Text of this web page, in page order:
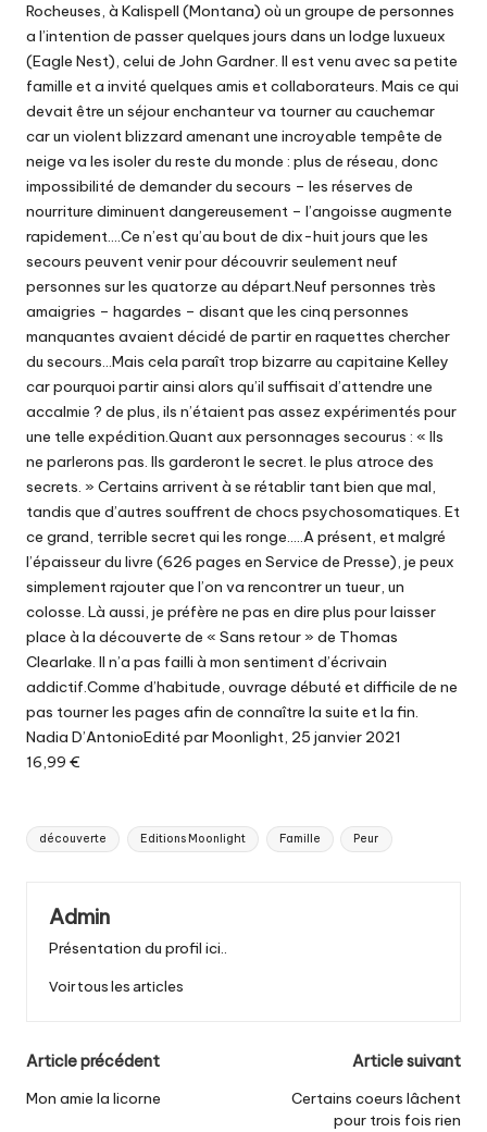
Rocheuses, à Kalispell (Montana) où un groupe de personnes
a l’intention de passer quelques jours dans un lodge luxueux
(Eagle Nest), celui de John Gardner. Il est venu avec sa petite
famille et a invité quelques amis et collaborateurs. Mais ce qui
devait être un séjour enchanteur va tourner au cauchemar
car un violent blizzard amenant une incroyable tempête de
neige va les isoler du reste du monde : plus de réseau, donc
impossibilité de demander du secours – les réserves de
nourriture diminuent dangereusement – l’angoisse augmente
rapidement….Ce n’est qu’au bout de dix-huit jours que les
secours peuvent venir pour découvrir seulement neuf
personnes sur les quatorze au départ.Neuf personnes très
amaigries – hagardes – disant que les cinq personnes
manquantes avaient décidé de partir en raquettes chercher
du secours…Mais cela paraît trop bizarre au capitaine Kelley
car pourquoi partir ainsi alors qu’il suffisait d’attendre une
accalmie ? de plus, ils n’étaient pas assez expérimentés pour
une telle expédition.Quant aux personnages secourus : « Ils
ne parlerons pas. Ils garderont le secret. le plus atroce des
secrets. » Certains arrivent à se rétablir tant bien que mal,
tandis que d’autres souffrent de chocs psychosomatiques. Et
ce grand, terrible secret qui les ronge…..A présent, et malgré
l’épaisseur du livre (626 pages en Service de Presse), je peux
simplement rajouter que l’on va rencontrer un tueur, un
colosse. Là aussi, je préfère ne pas en dire plus pour laisser
place à la découverte de « Sans retour » de Thomas
Clearlake. Il n’a pas failli à mon sentiment d’écrivain
addictif.Comme d’habitude, ouvrage débuté et difficile de ne
pas tourner les pages afin de connaître la suite et la fin.
Nadia D’AntonioEdité par Moonlight, 25 janvier 2021
16,99 €
Tags:
découverte Editions Moonlight Famille Peur
Admin
Présentation du profil ici..
Voir tous les articles
Post
navigation
Article précédent
Mon amie la licorne
Article suivant
Certains coeurs lâchent
pour trois fois rien